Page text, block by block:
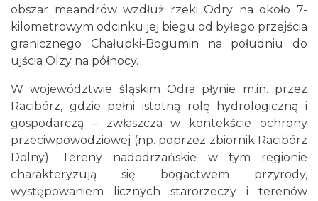
obszar meandrów wzdłuż rzeki Odry na około 7-
kilometrowym odcinku jej biegu od byłego przejścia
granicznego Chałupki-Bogumin na południu do
ujścia Olzy na północy.
W województwie śląskim Odra płynie m.in. przez
Racibórz, gdzie pełni istotną rolę hydrologiczną i
gospodarczą – zwłaszcza w kontekście ochrony
przeciwpowodziowej (np. poprzez zbiornik Racibórz
Dolny). Tereny nadodrzańskie w tym regionie
charakteryzują się bogactwem przyrody,
występowaniem licznych starorzeczy i terenów